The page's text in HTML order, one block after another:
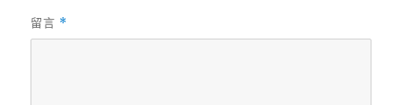
留言 *